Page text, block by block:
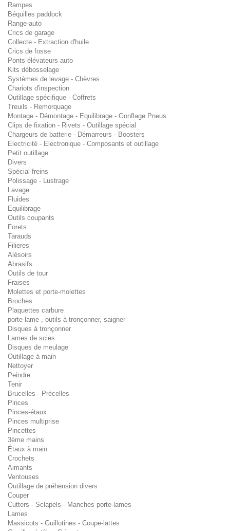
Rampes
Béquilles paddock
Range-auto
Crics de garage
Collecte - Extraction d'huile
Crics de fosse
Ponts élévateurs auto
Kits débosselage
Systèmes de levage - Chèvres
Chariots d'inspection
Outillage spécifique - Coffrets
Treuils - Remorquage
Montage - Démontage - Equilibrage - Gonflage Pneus
Clips de fixation - Rivets - Outillage spécial
Chargeurs de batterie - Démarreurs - Boosters
Electricité - Electronique - Composants et outillage
Petit outillage
Divers
Spécial freins
Polissage - Lustrage
Lavage
Fluides
Equilibrage
Outils coupants
Forets
Tarauds
Filieres
Alésoirs
Abrasifs
Outils de tour
Fraises
Molettes et porte-molettes
Broches
Plaquettes carbure
porte-lame , outils à tronçonner, saigner
Disques à tronçonner
Lames de scies
Disques de meulage
Outillage à main
Nettoyer
Peindre
Tenir
Brucelles - Précelles
Pinces
Pinces-étaux
Pinces multiprise
Pincettes
3ème mains
Étaux à main
Crochets
Aimants
Ventouses
Outillage de préhension divers
Couper
Cutters - Sclapels - Manches porte-lames
Lames
Massicots - Guillotines - Coupe-lattes